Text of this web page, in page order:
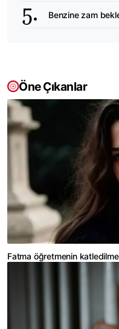
Benzine zam
Öne Çıkanlar
Fatma öğretmenin